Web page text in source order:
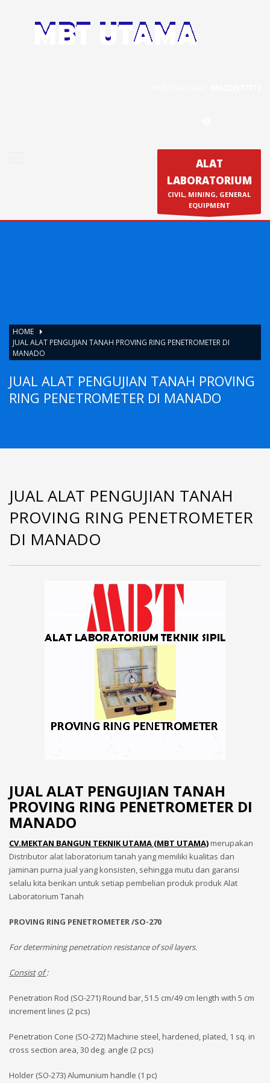
Contact Us
ALAT
LABORATORIUM
CIVIL, MINING, GENERAL
EQUIPMENT
HOME
JUAL ALAT PENGUJIAN TANAH PROVING RING PENETROMETER DI
MANADO
JUAL ALAT PENGUJIAN TANAH PROVING
RING PENETROMETER DI MANADO
JUAL ALAT PENGUJIAN TANAH
PROVING RING PENETROMETER
DI MANADO
JUAL ALAT PENGUJIAN TANAH
PROVING RING PENETROMETER DI
MANADO
CV.MEKTAN BANGUN TEKNIK UTAMA (MBT UTAMA)merupakan
Distributor alat laboratorium tanah yang memiliki kualitas dan
jaminan purna jual yang konsisten, sehingga mutu dan garansi
selalu kita berikan untuk setiap pembelian produk produk Alat
Laboratorium Tanah
PROVING RING PENETROMETER /SO-270
For determining penetration resistance of soil layers.
Consist of:
Penetration Rod (SO-271) Round bar, 51.5 cm/49 cm length with 5 cm
increment lines (2 pcs)
Penetration Cone (SO-272) Machine steel, hardened, plated, 1 sq. in
cross section area, 30 deg. angle (2 pcs)
Holder (SO-273) Alumunium handle (1 pc)